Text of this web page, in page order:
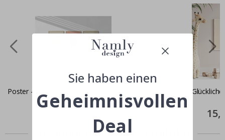
Poster - Fruchtsammlung / Set von 3
Special
Price
20,00 CHF
Poster -
von 2
Price
Zusammen gekaufte Produkte
Sie haben einen
Geheimnisvollen
Deal